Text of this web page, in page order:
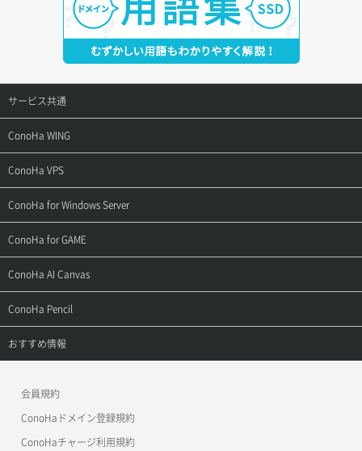
サービス共通
サポートトップ
ご契約・お支払い
お問い合わせ
ConoHa WING
サポートトップ
ご利用ガイド
よくある質問
ConoHa VPS
サポートトップ
ご利用ガイド
APIドキュメントVPS3.0
ConoHa for Windows Server
サポートトップ
ご利用ガイド
APIドキュメントVPS3.0
ConoHa for GAME
サポートトップ
ご利用ガイド
ConoHa AI Canvas
サポートトップ
ご利用ガイド
ConoHa Pencil
サポートトップ
おすすめ情報
美雲このは徹底ガイド
会員規約
ConoHaドメイン登録規約
ConoHaチャージ利用規約